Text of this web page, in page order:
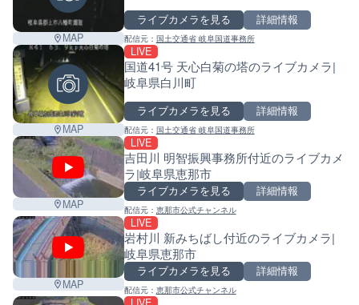
MAP
ライブカメラを見る 詳細情報
配信元： 国土交通省 岐阜国道事務所
MAP
LIVE
国道41号 天心白菊の塔のライブカメラ|
岐阜県白川町
ライブカメラを見る 詳細情報
配信元： 国土交通省 岐阜国道事務所
MAP
LIVE
吉田川 明智振興事務所付近のライブカメ
ラ|岐阜県恵那市
ライブカメラを見る 詳細情報
配信元： 恵那市公式チャンネル
MAP
LIVE
岩村川 新みちばし付近のライブカメラ|
岐阜県恵那市
ライブカメラを見る 詳細情報
配信元： 恵那市公式チャンネル